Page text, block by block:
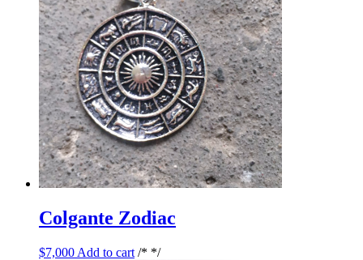
Colgante Zodiac
$7,000 Add to cart /* */